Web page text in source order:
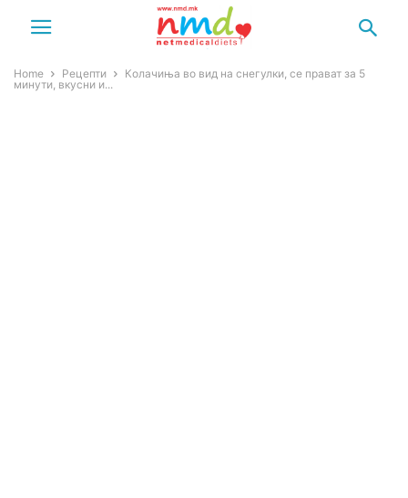
Home Рецепти
Колачиња во вид на снегулки, се прават за 5
минути, вкусни и...